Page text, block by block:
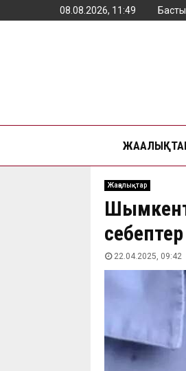
08.08.2026, 11:49
Жаңалықтар
себептер
22.04.2025, 09:42